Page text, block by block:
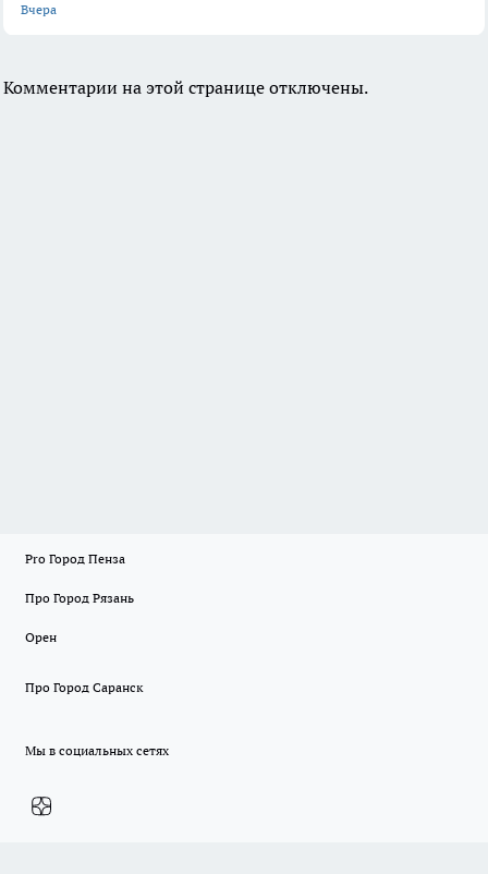
Вчера
Комментарии на этой странице отключены.
Pro Город Пенза
Про Город Рязань
Орен
Про Город Саранск
Мы в социальных сетях